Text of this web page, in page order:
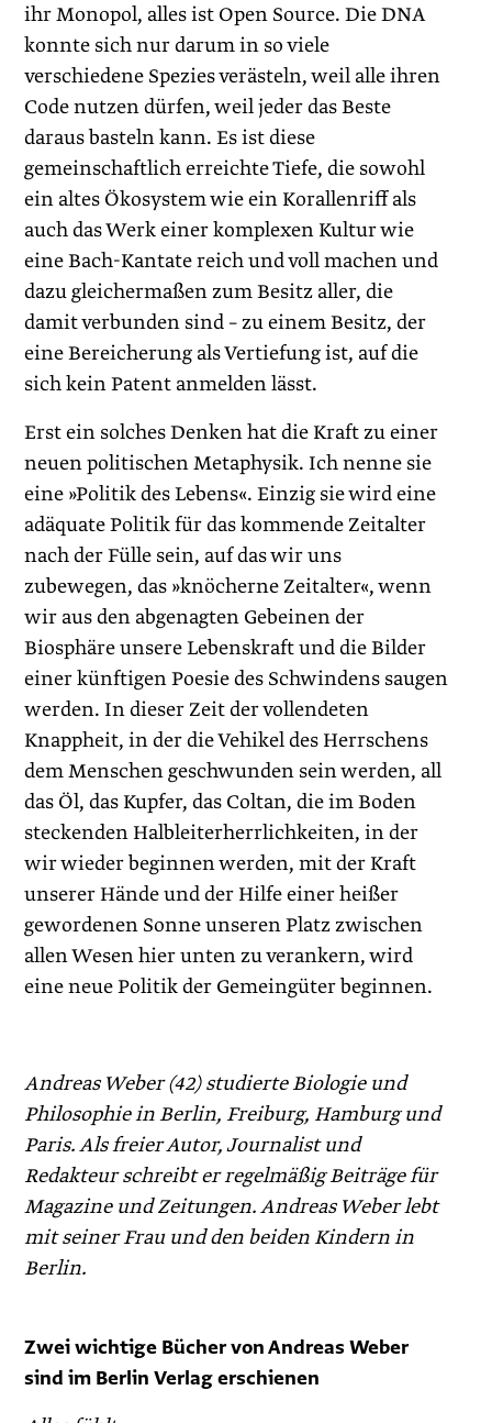
ihr Monopol, alles ist Open Source. Die DNA
konnte sich nur darum in so viele
verschiedene Spezies verästeln, weil alle ihren
Code nutzen dürfen, weil jeder das Beste
daraus basteln kann. Es ist diese
gemeinschaftlich erreichte Tiefe, die sowohl
ein altes Ökosystem wie ein Korallenriff als
auch das Werk einer komplexen Kultur wie
eine Bach-Kantate reich und voll machen und
dazu gleichermaßen zum Besitz aller, die
damit verbunden sind – zu einem Besitz, der
eine Bereicherung als Vertiefung ist, auf die
sich kein Patent anmelden lässt.
Erst ein solches Denken hat die Kraft zu einer
neuen politischen Metaphysik. Ich nenne sie
eine »Politik des Lebens«. Einzig sie wird eine
adäquate Politik für das kommende Zeitalter
nach der Fülle sein, auf das wir uns
zubewegen, das »knöcherne Zeitalter«, wenn
wir aus den abgenagten Gebeinen der
Biosphäre unsere Lebenskraft und die Bilder
einer künftigen Poesie des Schwindens saugen
werden. In dieser Zeit der vollendeten
Knappheit, in der die Vehikel des Herrschens
dem Menschen geschwunden sein werden, all
das Öl, das Kupfer, das Coltan, die im Boden
steckenden Halbleiterherrlichkeiten, in der
wir wieder beginnen werden, mit der Kraft
unserer Hände und der Hilfe einer heißer
gewordenen Sonne unseren Platz zwischen
allen Wesen hier unten zu verankern, wird
eine neue Politik der Gemeingüter beginnen.
Andreas Weber (42) studierte Biologie und
Philosophie in Berlin, Freiburg, Hamburg und
Paris. Als freier Autor, Journalist und
Redakteur schreibt er regelmäßig Beiträge für
Magazine und Zeitungen. Andreas Weber lebt
mit seiner Frau und den beiden Kindern in
Berlin.
Zwei wichtige Bücher von Andreas Weber
sind im Berlin Verlag erschienen